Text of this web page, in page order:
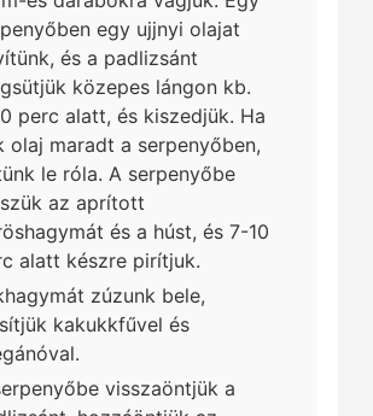
egy ujjnyi olajat
és a padlizsánt
közepes lángon kb.
perc alatt, és kiszedjük. Ha
olaj maradt a serpenyőben,
le róla. A serpenyőbe
az aprított
és a húst, és 7-10
alatt készre pirítjuk.
zúzunk bele,
kakukkfűvel és
visszaöntjük a